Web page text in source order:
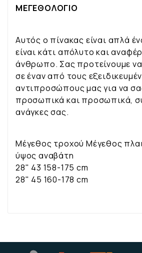
ΜΕΓΕΘΟΛΟΓΙΟ
Αυτός ο πίνακας είναι απλά
είναι κάτι απόλυτο και
άνθρωπο. Σας προτείνουμε
σε έναν από τους
αντιπροσώπους μας για να
προσωπικά και προσωπικά,
ανάγκες σας.
Μέγεθος τροχού Μέγεθος
ύψος αναβάτη
28" 43 158-175 cm
28" 45 160-178 cm